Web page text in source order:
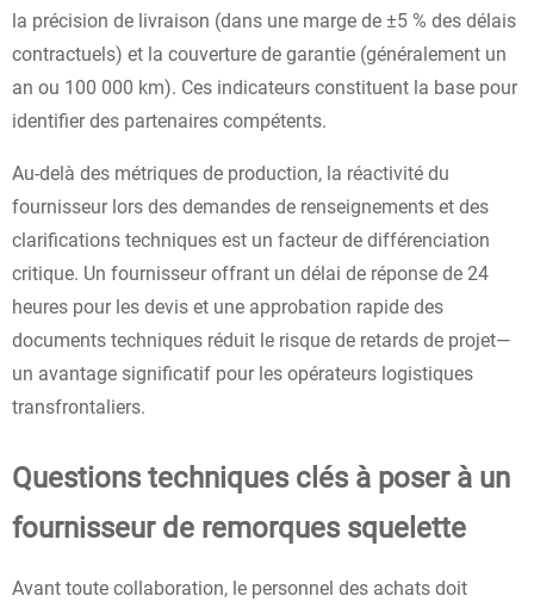
la précision de livraison (dans une marge de ±5 % des délais
contractuels) et la couverture de garantie (généralement un
an ou 100 000 km). Ces indicateurs constituent la base pour
identifier des partenaires compétents.
Au-delà des métriques de production, la réactivité du
fournisseur lors des demandes de renseignements et des
clarifications techniques est un facteur de différenciation
critique. Un fournisseur offrant un délai de réponse de 24
heures pour les devis et une approbation rapide des
documents techniques réduit le risque de retards de projet—
un avantage significatif pour les opérateurs logistiques
transfrontaliers.
Questions techniques clés à poser à un
fournisseur de remorques squelette
Avant toute collaboration, le personnel des achats doit